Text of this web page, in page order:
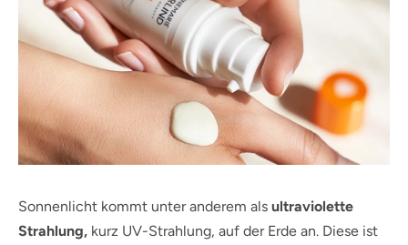
Sonnenlicht kommt unter anderem als ultraviolette
Strahlung, kurz UV-Strahlung, auf der Erde an. Diese ist